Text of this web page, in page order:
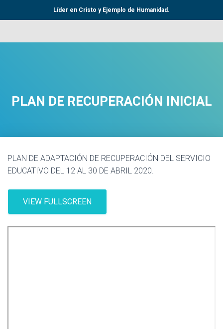
Líder en Cristo y Ejemplo de Humanidad.
PLAN DE RECUPERACIÓN INICIAL
PLAN DE ADAPTACIÓN DE RECUPERACIÓN DEL SERVICIO
EDUCATIVO DEL 12 AL 30 DE ABRIL 2020.
VIEW FULLSCREEN